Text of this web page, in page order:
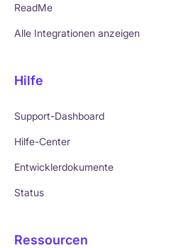
ReadMe
Alle Integrationen anzeigen
Hilfe
Support-Dashboard
Hilfe-Center
Entwicklerdokumente
Status
Ressourcen